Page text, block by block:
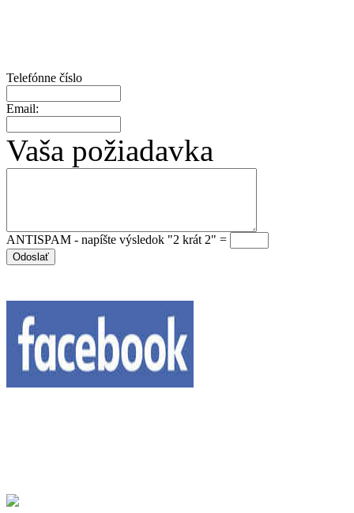
Telefónne číslo
Email:
Vaša požiadavka
ANTISPAM - napíšte výsledok "2 krát 2" =